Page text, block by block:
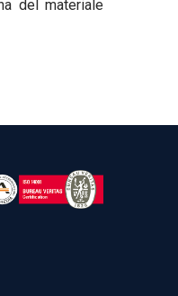
del materiale